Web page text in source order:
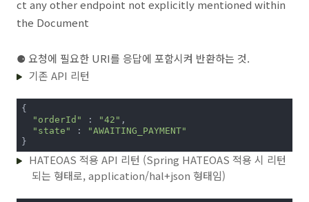
ct any other endpoint not explicitly mentioned within
the Document
⚈ 요청에 필요한 URI를 응답에 포함시켜 반환하는 것.
기존 API 리턴
{
"orderId" : "42" ,
"state" :
"AWAITING_PAYMENT"
}
HATEOAS 적용 API 리턴 (Spring HATEOAS 적용 시 리턴
되는 형태로, application/hal+json 형태임)